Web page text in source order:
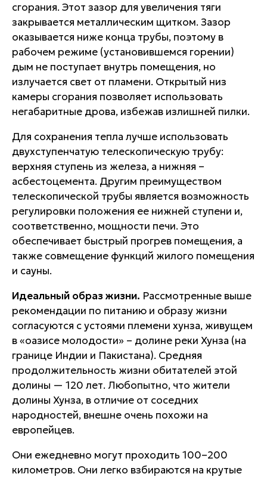
сгорания. Этот зазор для увеличения тяги
закрывается металлическим щитком. Зазор
оказывается ниже конца трубы, поэтому в
рабочем режиме (установившемся горении)
дым не поступает внутрь помещения, но
излучается свет от пламени. Открытый низ
камеры сгорания позволяет использовать
негабаритные дрова, избежав излишней пилки.
Для сохранения тепла лучше использовать
двухступенчатую телескопическую трубу:
верхняя ступень из железа, а нижняя –
асбестоцемента. Другим преимуществом
телескопической трубы является возможность
регулировки положения ее нижней ступени и,
соответственно, мощности печи. Это
обеспечивает быстрый прогрев помещения, а
также совмещение функций жилого помещения
и сауны.
Идеальный образ жизни. Рассмотренные выше
рекомендации по питанию и образу жизни
согласуются с устоями племени хунза, живущем
в «оазисе молодости» – долине реки Хунза (на
границе Индии и Пакистана). Средняя
продолжительность жизни обитателей этой
долины — 120 лет. Любопытно, что жители
долины Хунза, в отличие от соседних
народностей, внешне очень похожи на
европейцев.
Они ежедневно могут проходить 100–200
километров. Они легко взбираются на крутые